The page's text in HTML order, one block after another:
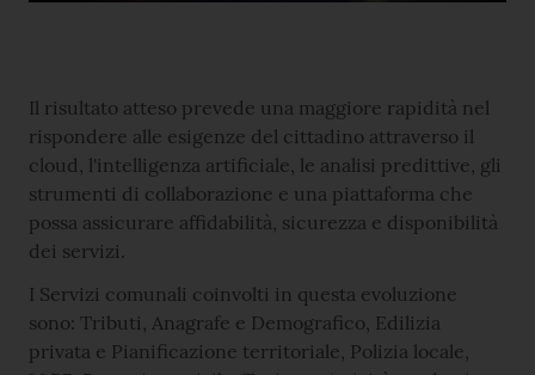
Il risultato atteso prevede una maggiore rapidità nel
rispondere alle esigenze del cittadino attraverso il
cloud, l'intelligenza artificiale, le analisi predittive, gli
strumenti di collaborazione e una piattaforma che
possa assicurare affidabilità, sicurezza e disponibilità
dei servizi.
I Servizi comunali coinvolti in questa evoluzione
sono: Tributi, Anagrafe e Demografico, Edilizia
privata e Pianificazione territoriale, Polizia locale,